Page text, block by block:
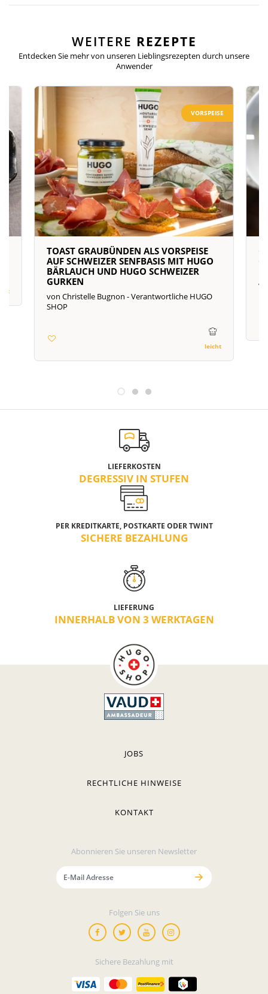
WEITERE REZEPTE
Entdecken Sie mehr von unseren Lieblingsrezepten durch unsere
Anwender
VORSPEISE
TOAST GRAUBÜNDEN ALS VORSPEISE
AUF SCHWEIZER SENFBASIS MIT HUGO
BÄRLAUCH UND HUGO SCHWEIZER
GURKEN
von Christelle Bugnon - Verantwortliche HUGO
SHOP
leicht
LIEFERKOSTEN
DEGRESSIV IN STUFEN
PER KREDITKARTE, POSTKARTE ODER TWINT
SICHERE BEZAHLUNG
LIEFERUNG
INNERHALB VON 3 WERKTAGEN
JOBS
RECHTLICHE HINWEISE
KONTAKT
Abonnieren Sie unseren Newsletter
Folgen Sie uns
Sichere Bezahlung mit